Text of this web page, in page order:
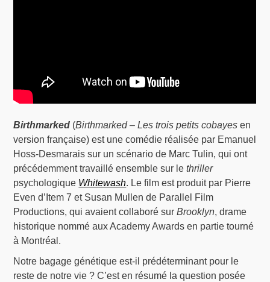
Birthmarked (Birthmarked – Les trois petits cobayes en
version française) est une comédie réalisée par Emanuel
Hoss-Desmarais sur un scénario de Marc Tulin, qui ont
précédemment travaillé ensemble sur lethriller
psychologique Whitewash. Le film est produit par Pierre
Even d’Item 7 et Susan Mullen de Parallel Film
Productions, qui avaient collaboré surBrooklyn, drame
historique nommé aux Academy Awards en partie tourné
à Montréal.
Notre bagage génétique est-il prédéterminant pour le
reste de notre vie ? C’est en résumé la question posée